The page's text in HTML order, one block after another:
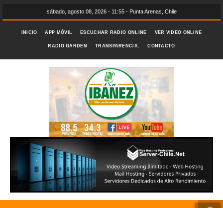
sábado, agosto 08, 2026 - 11:55 - Punta Arenas, Chile
INICIO APP MÓVIL ESCUCHAR RADIO ONLINE VER VIDEO ONLINE
RADIO GARDEN TRANSPARENCIA. CONTACTO